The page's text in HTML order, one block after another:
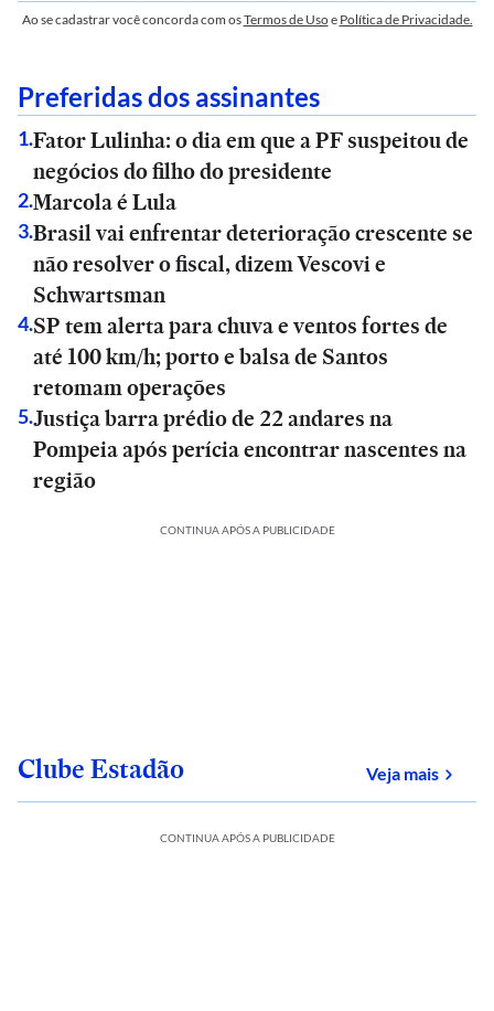
Ao se cadastrar você concorda com osTermos de Usoe Política de Privacidade.
Preferidas dos assinantes
1.Fator Lulinha: o dia em que a PF suspeitou de
negócios do filho do presidente
2.Marcola é Lula
3.Brasil vai enfrentar deterioração crescente se
não resolver o fiscal, dizem Vescovi e
Schwartsman
4.SP tem alerta para chuva e ventos fortes de
até 100 km/h; porto e balsa de Santos
retomam operações
5.Justiça barra prédio de 22 andares na
Pompeia após perícia encontrar nascentes na
região
CONTINUA APÓS A PUBLICIDADE
Clube Estadão Veja maissobre
CONTINUA APÓS A PUBLICIDADE